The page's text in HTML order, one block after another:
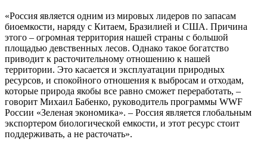
«Россия является одним из мировых лидеров по запасам
биоемкости, наряду с Китаем, Бразилией и США. Причина
этого – огромная территория нашей страны с большой
площадью девственных лесов. Однако такое богатство
приводит к расточительному отношению к нашей
территории. Это касается и эксплуатации природных
ресурсов, и спокойного отношения к выбросам и отходам,
которые природа якобы все равно сможет переработать, –
говорит Михаил Бабенко, руководитель программы WWF
России «Зеленая экономика». – Россия является глобальным
экспортером биологической емкости, и этот ресурс стоит
поддерживать, а не расточать».